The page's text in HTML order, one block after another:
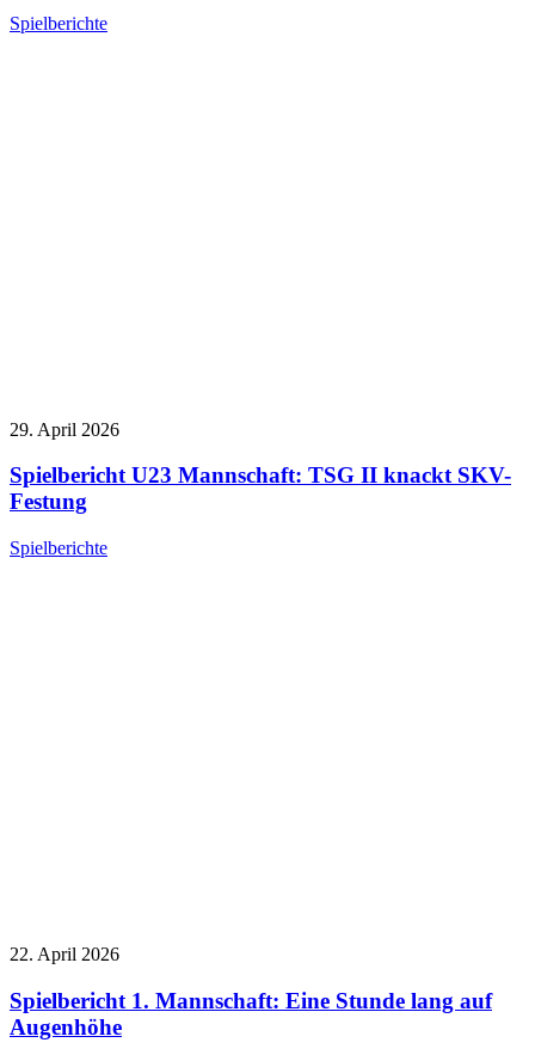
Spielberichte
29. April 2026
Spielbericht U23 Mannschaft: TSG II knackt SKV-
Festung
Spielberichte
22. April 2026
Spielbericht 1. Mannschaft: Eine Stunde lang auf
Augenhöhe